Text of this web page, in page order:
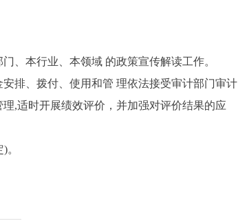
本行业、本领域 的政策宣传解读工作。
排、拨付、使用和管 理依法接受审计部门审计
,适时开展绩效评价，并加强对评价结果的应